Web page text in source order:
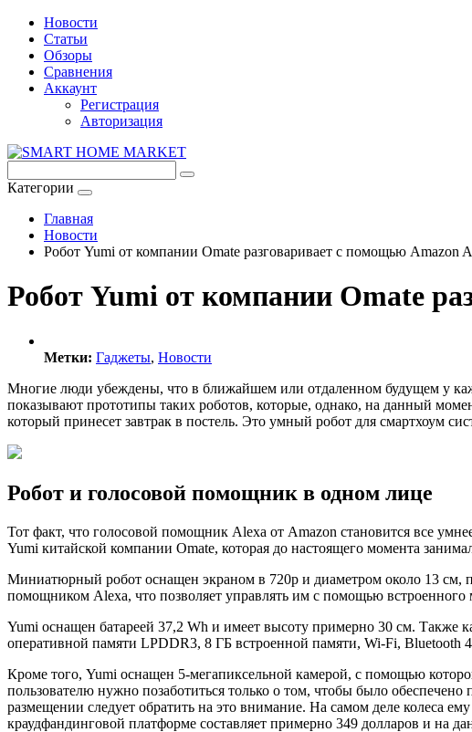
Новости
Статьи
Обзоры
Сравнения
Аккаунт
Регистрация
Авторизация
Категории
Главная
Новости
Робот Yumi от компании Omate разговаривает с помощью Amazon
Робот Yumi от компании Omate
Метки: Гаджеты, Новости
Многие люди убеждены, что в ближайшем или отдаленном будущем у
показывают прототипы таких роботов, которые, однако, на данный
который принесет завтрак в постель. Это умный робот для смартхоум
Робот и голосовой помощник в одном лице
Тот факт, что голосовой помощник Alexa от Amazon становится все
Yumi китайской компании Omate, которая до настоящего момента
Миниатюрный робот оснащен экраном в 720p и диаметром около 13 см,
помощником Alexa, что позволяет управлять им с помощью встроенного
Yumi оснащен батареей 37,2 Wh и имеет высоту примерно 30 см.
оперативной памяти LPDDR3, 8 ГБ встроенной памяти, Wi-Fi,
Кроме того, Yumi оснащен 5-мегапиксельной камерой, с помощью
пользователю нужно позаботиться только о том, чтобы было
размещении следует обратить на это внимание. На самом деле колеса
краудфандинговой платформе составляет примерно 349 долларов и на